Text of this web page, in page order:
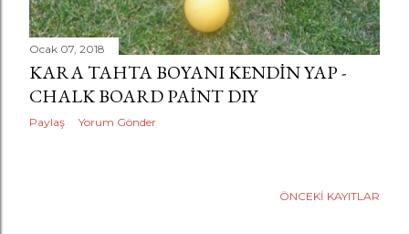
Ocak 07, 2018
KARA TAHTA BOYANI KENDIN YAP -
CHALK BOARD PAINT DIY
Paylaş Yorum Gönder
ÖNCEKI KAYITLAR